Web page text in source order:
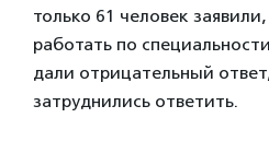
только 61 человек
работать по
дали отрицательный
затруднились ответить.